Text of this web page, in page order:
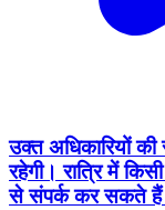
उक्त अधिकारियों
रहेगी। रात्रि में
से संपर्क कर सकते